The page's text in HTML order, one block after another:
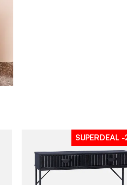
SUPERDEAL -